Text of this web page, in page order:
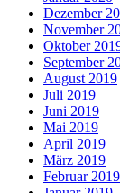
Dezember
November
Oktober
September
August 2019
Juli 2019
Juni 2019
Mai 2019
April 2019
März 2019
Februar 2019